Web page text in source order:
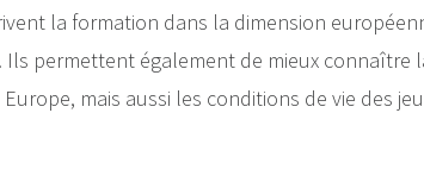
la formation dans la dimension
permettent également de mieux connaître
mais aussi les conditions de vie des